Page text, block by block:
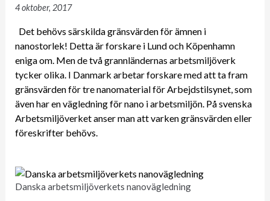
4 oktober, 2017
Det behövs särskilda gränsvärden för ämnen i
nanostorlek! Detta är forskare i Lund och Köpenhamn
eniga om. Men de två grannländernas arbetsmiljöverk
tycker olika. I Danmark arbetar forskare med att ta fram
gränsvärden för tre nanomaterial för Arbejdstilsynet, som
även har en vägledning för nano i arbetsmiljön. På svenska
Arbetsmiljöverket anser man att varken gränsvärden eller
föreskrifter behövs.
Danska arbetsmiljöverkets nanovägledning